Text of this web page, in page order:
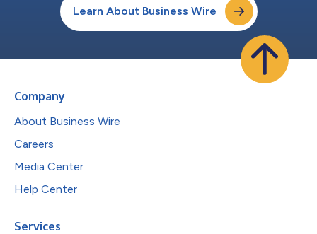
Learn About Business Wire
Company
About Business Wire
Careers
Media Center
Help Center
Services